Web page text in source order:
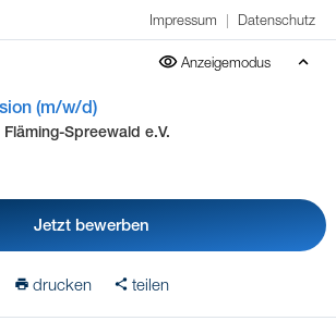
Impressum | Datenschutz
Anzeigemodus
(m/w/d)
Spreewald e.V.
Jetzt bewerben
drucken teilen